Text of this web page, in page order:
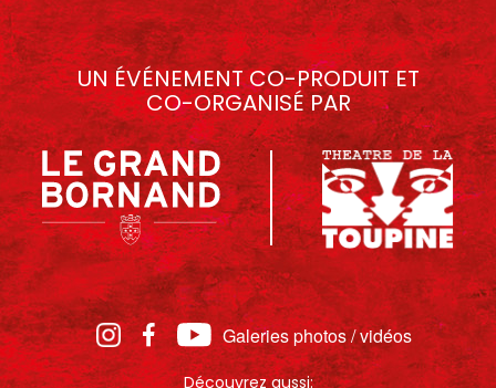
UN ÉVÉNEMENT CO-PRODUIT ET
CO-ORGANISÉ PAR
Galeries photos / vidéos
Découvrez aussi: